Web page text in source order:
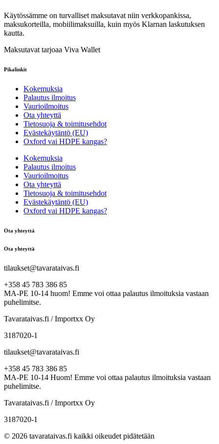
Käytössämme on turvalliset maksutavat niin verkkopankissa,
maksukorteilla, mobiilimaksuilla, kuin myös Klarnan laskutuksen
kautta.
Maksutavat tarjoaa Viva Wallet
Pikalinkit
Kokemuksia
Palautus ilmoitus
Vaurioilmoitus
Ota yhteyttä
Tietosuoja & toimitusehdot
Evästekäytäntö (EU)
Oxford vai HDPE kangas?
Kokemuksia
Palautus ilmoitus
Vaurioilmoitus
Ota yhteyttä
Tietosuoja & toimitusehdot
Evästekäytäntö (EU)
Oxford vai HDPE kangas?
Ota yhteyttä
Ota yhteyttä
tilaukset@tavarataivas.fi
+358 45 783 386 85
MA-PE 10-14 huom! Emme voi ottaa palautus ilmoituksia vastaan
puhelimitse.
Tavarataivas.fi / Importxx Oy
3187020-1
tilaukset@tavarataivas.fi
+358 45 783 386 85
MA-PE 10-14 Huom! Emme voi ottaa palautus ilmoituksia vastaan
puhelimitse.
Tavarataivas.fi / Importxx Oy
3187020-1
© 2026 tavarataivas.fi kaikki oikeudet pidätetään